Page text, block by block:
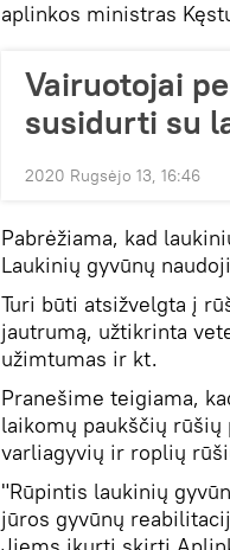
aplinkos ministras
Vairuotojai
susidurti su
2020 Rugsėjo 13, 16:46
Pabrėžiama, kad
Laukinių gyvūnų
Turi būti atsižvelgta į
jautrumą, užtikrinta
užimtumas ir kt.
Pranešime teigiama,
laikomų paukščių
varliagyvių ir roplių
"Rūpintis laukinių
jūros gyvūnų